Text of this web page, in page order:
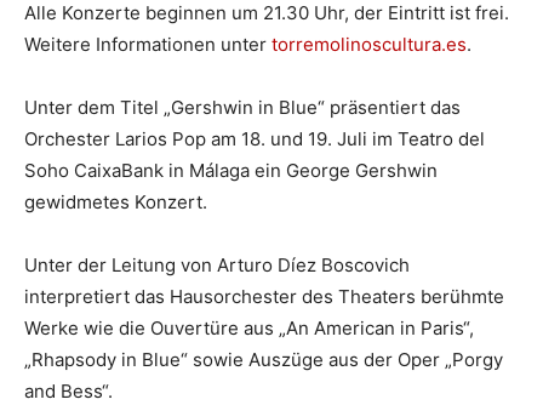
Alle Konzerte beginnen um 21.30 Uhr, der Eintritt ist frei.
Weitere Informationen unter torremolinoscultura.es.
Unter dem Titel „Gershwin in Blue“ präsentiert das
Orchester Larios Pop am 18. und 19. Juli im Teatro del
Soho CaixaBank in Málaga ein George Gershwin
gewidmetes Konzert.
Unter der Leitung von Arturo Díez Boscovich
interpretiert das Hausorchester des Theaters berühmte
Werke wie die Ouvertüre aus „An American in Paris“,
„Rhapsody in Blue“ sowie Auszüge aus der Oper „Porgy
and Bess“.